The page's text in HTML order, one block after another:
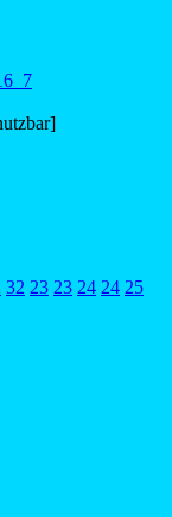
32 23 23 24 24 25